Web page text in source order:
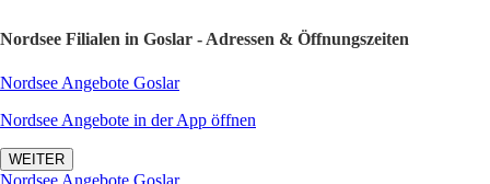
Nordsee Filialen in Goslar - Adressen & Öffnungszeiten
Nordsee Angebote Goslar
Nordsee Angebote in der App öffnen
WEITER
Nordsee Angebote Goslar